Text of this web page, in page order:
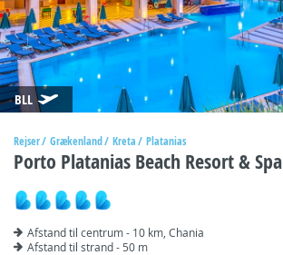
BLL
Rejser Grækenland Kreta Platanias
Porto Platanias Beach Resort & Spa
Afstand til centrum - 10 km, Chania
Afstand til strand - 50 m